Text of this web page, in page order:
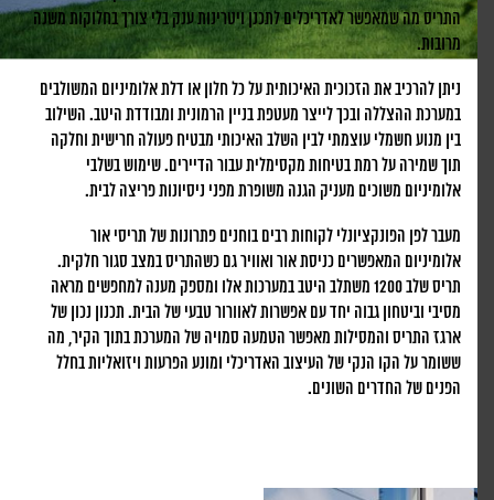
התריס מה שמאפשר לאדריכלים לתכנן ויטרינות ענק בלי צורך בחלוקות משנה
מרובות.
ניתן להרכיב את הזכוכית האיכותית על כל חלון או דלת אלומיניום המשולבים
במערכת ההצללה ובכך לייצר מעטפת בניין הרמונית ומבודדת היטב. השילוב
בין מנוע חשמלי עוצמתי לבין השלב האיכותי מבטיח פעולה חרישית וחלקה
תוך שמירה על רמת בטיחות מקסימלית עבור הדיירים. שימוש בשלבי
אלומיניום משוכים מעניק הגנה משופרת מפני ניסיונות פריצה לבית.
מעבר לפן הפונקציונלי לקוחות רבים בוחנים פתרונות של תריסי אור
אלומיניום המאפשרים כניסת אור ואוויר גם כשהתריס במצב סגור חלקית.
תריס שלב 1200 משתלב היטב במערכות אלו ומספק מענה למחפשים מראה
מסיבי וביטחון גבוה יחד עם אפשרות לאוורור טבעי של הבית. תכנון נכון של
ארגז התריס והמסילות מאפשר הטמעה סמויה של המערכת בתוך הקיר, מה
ששומר על הקו הנקי של העיצוב האדריכלי ומונע הפרעות ויזואליות בחלל
הפנים של החדרים השונים.